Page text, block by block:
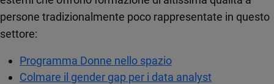
persone tradizionalmente poco rappresentate in questo
settore:
Programma Donne nello spazio
Colmare il gender gap per i data analyst